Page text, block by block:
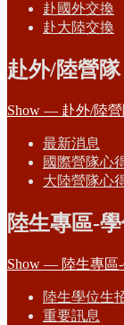
赴國外交換
赴大陸交換
赴外/陸營隊
Show — 赴外/陸
最新消息
國際營隊心
大陸營隊心
陸生專區-
Show — 陸生專區
陸生學位生
重要訊息